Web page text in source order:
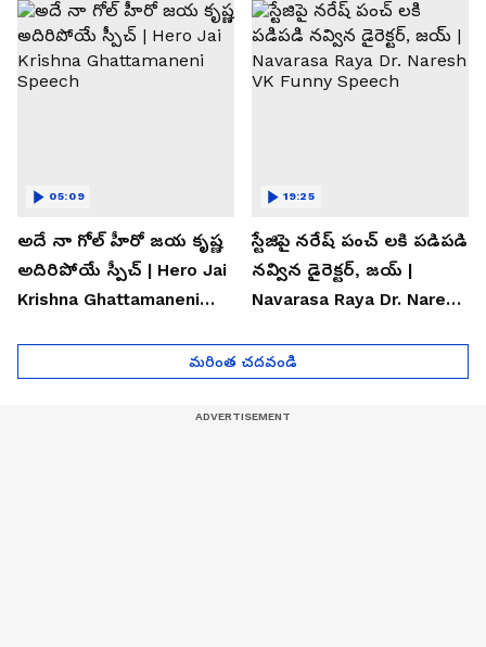
అదే నా గోల్ హీరో జయ కృష్ణ
అదిరిపోయే స్పీచ్ | Hero Jai
Krishna Ghattamaneni
05:09
స్టేజిపై నరేష్ పంచ్ లకి పడిపడి
నవ్విన డైరెక్టర్, జయ్ |
Navarasa Raya Dr. Naresh
19:25
మరింత చదవండి